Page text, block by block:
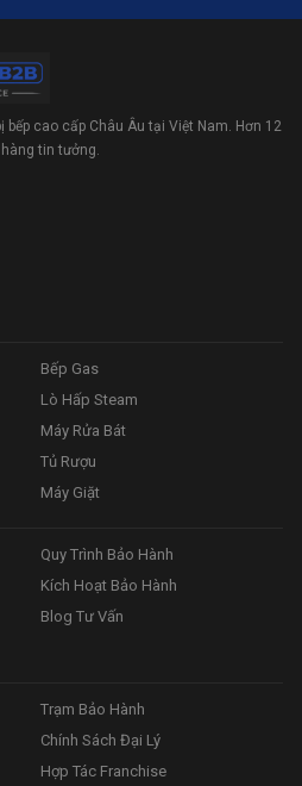
bếp cao cấp Châu Âu tại Việt Nam. Hơn 12
tin tưởng.
Bếp Gas
Lò Hấp Steam
Máy Rửa Bát
Tủ Rượu
Máy Giặt
Quy Trình Bảo Hành
Kích Hoạt Bảo Hành
Blog Tư Vấn
Trạm Bảo Hành
Chính Sách Đại Lý
Hợp Tác Franchise